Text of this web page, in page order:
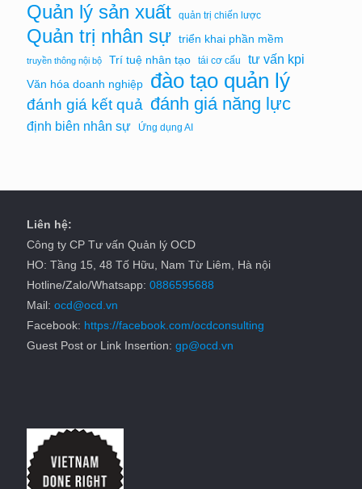
Quản lý sản xuất quản trị chiến lược
Quản trị nhân sự triển khai phần mềm
truyền thông nội bộ Trí tuệ nhân tạo tái cơ cấu tư vấn kpi
Văn hóa doanh nghiệp đào tạo quản lý
đánh giá kết quả đánh giá năng lực
định biên nhân sự Ứng dụng AI
Liên hệ:
Công ty CP Tư vấn Quản lý OCD
HO: Tầng 15, 48 Tố Hữu, Nam Từ Liêm, Hà nội
Hotline/Zalo/Whatsapp: 0886595688
Mail: ocd@ocd.vn
Facebook: https://facebook.com/ocdconsulting
Guest Post or Link Insertion: gp@ocd.vn